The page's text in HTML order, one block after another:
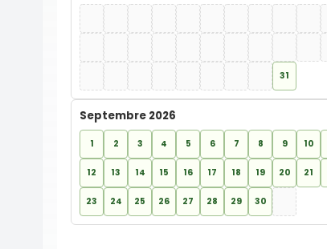
31
Septembre 2026
1 2 3 4 5 6 7 8 9 10
12 13 14 15 16 17 18 19 20 21
23 24 25 26 27 28 29 30